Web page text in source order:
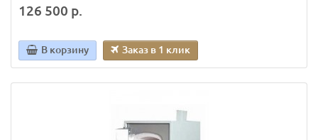
126 500 р.
В корзину Заказ в 1 клик